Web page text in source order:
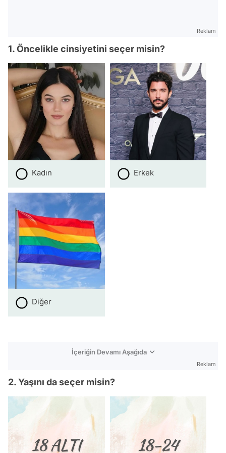
Reklam
1. Öncelikle cinsiyetini seçer misin?
Kadın Erkek
Diğer
İçeriğin Devamı Aşağıda
Reklam
2. Yaşını da seçer misin?